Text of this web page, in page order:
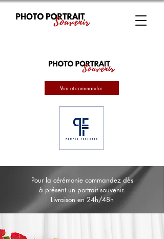
Voir et commander
Pour la cérémonie commandez dès
à présent un portrait souvenir.
Livraison en 24h/48h